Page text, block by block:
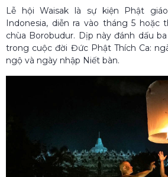
Lễ hội Waisak là sự kiện Phật
Indonesia, diễn ra vào tháng 5 hoặc
chùa Borobudur. Dịp này đánh dấu
trong cuộc đời Đức Phật Thích Ca:
ngộ và ngày nhập Niết bàn.